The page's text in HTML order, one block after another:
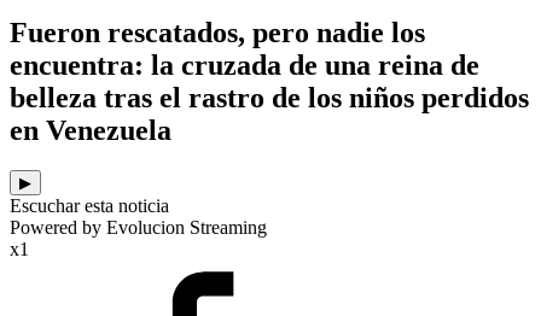
Fueron rescatados, pero nadie los
encuentra: la cruzada de una reina de
belleza tras el rastro de los niños perdidos
en Venezuela
▶
Escuchar esta noticia
Powered by Evolucion Streaming
x1